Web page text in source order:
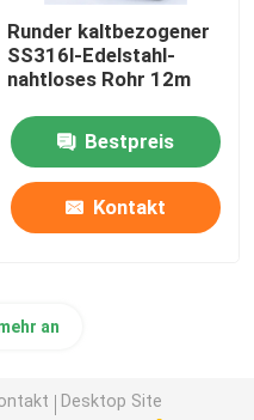
Runder kaltbezogener
SS316l-Edelstahl-
nahtloses Rohr 12m
Bestpreis
Kontakt
an
Desktop Site